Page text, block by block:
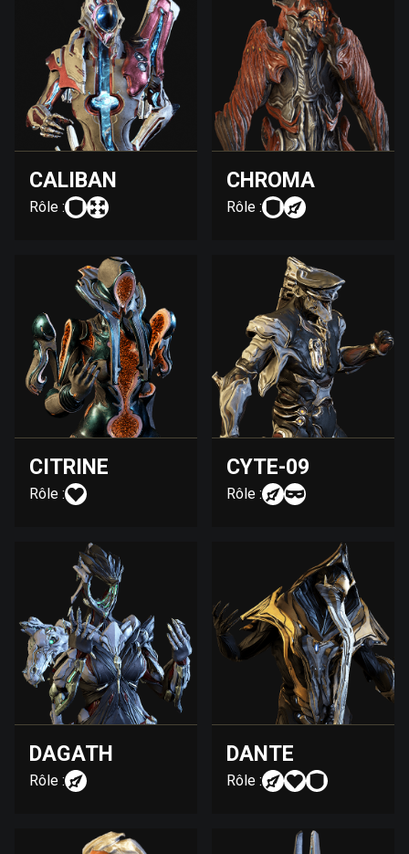
CALIBAN
Rôle :
CHROMA
Rôle :
CITRINE
Rôle :
CYTE-09
Rôle :
DAGATH
Rôle :
DANTE
Rôle :